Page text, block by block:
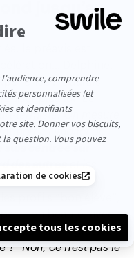
jusqu’au
le préavis est
: “J’aurais
plus tôt. Le
termiste. On mesure
à l’impact de
suis centrée sur
en beauté, avec,
de se faire regretter.
“ Non, ce n’est pas le